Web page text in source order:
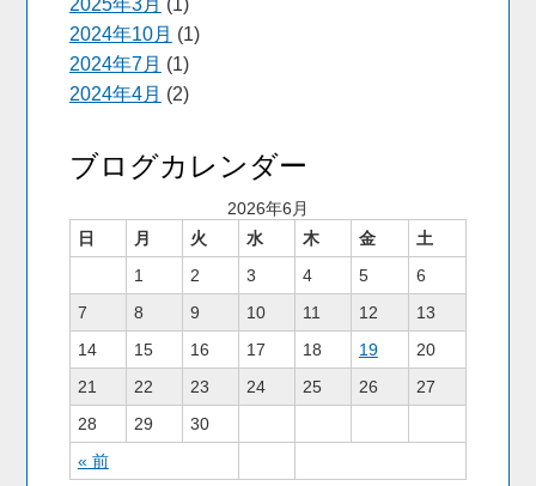
2025年3月 (1)
2024年10月 (1)
2024年7月 (1)
2024年4月 (2)
ブログカレンダー
2026年6月
日
月 火 水 木 金 土
« 前
1 2 3 4 5
6
7
8 9 10 11 12
13
14
15 16 17 18 19
20
21
22 23 24 25 26
27
28
29 30